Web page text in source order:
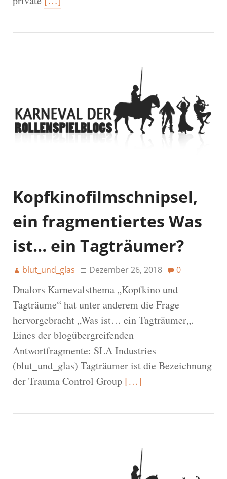
Kopfkinofilmschnipsel,
ein fragmentiertes Was
ist… ein Tagträumer?
blut_und_glas Dezember 26, 2018 0
Dnalors Karnevalsthema „Kopfkino und
Tagträume“ hat unter anderem die Frage
hervorgebracht „Was ist… ein Tagträumer„.
Eines der blogübergreifenden
Antwortfragmente: SLA Industries
(blut_und_glas) Tagträumer ist die Bezeichnung
der Trauma Control Group […]